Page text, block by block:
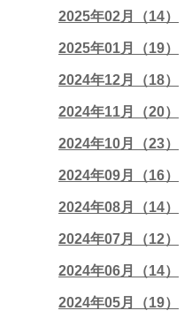
2025年02月（14）
2025年01月（19）
2024年12月（18）
2024年11月（20）
2024年10月（23）
2024年09月（16）
2024年08月（14）
2024年07月（12）
2024年06月（14）
2024年05月（19）